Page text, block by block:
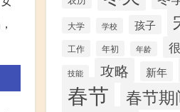
大学 学校 孩子
工作 年初 年龄
技能 攻略 新年
春节 春节期